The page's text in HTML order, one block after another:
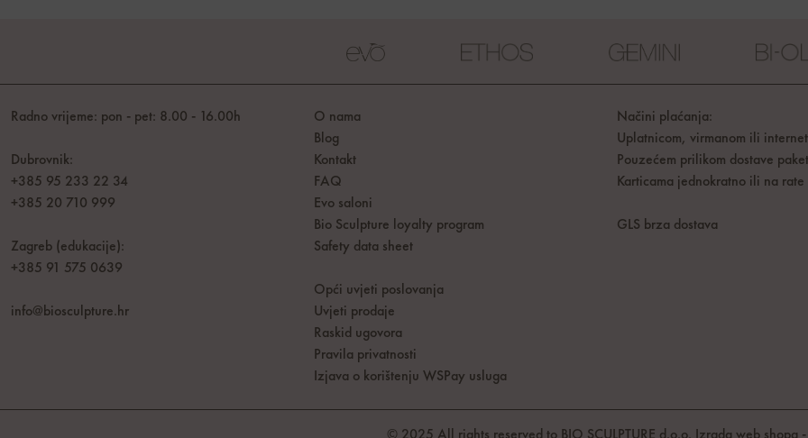
Radno vrijeme: pon - pet: 8.00 - 16.00h
Dubrovnik:
+385 95 233 22 34
+385 20 710 999
Zagreb (edukacije):
+385 91 575 0639
info@biosculpture.hr
O nama
Blog
Kontakt
FAQ
Evo saloni
Bio Sculpture loyalty program
Safety data sheet
Opći uvjeti poslovanja
Uvjeti prodaje
Raskid ugovora
Pravila privatnosti
Izjava o korištenju WSPay usluga
Načini plaćanja:
Uplatnicom, virmanom ili
Pouzećem prilikom dostave
Karticama jednokratno ili na rate
GLS brza dostava